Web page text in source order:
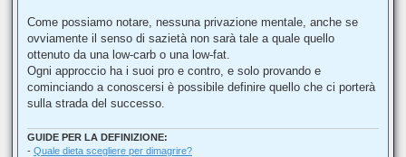
Come possiamo notare, nessuna privazione mentale, anche se
ovviamente il senso di sazietà non sarà tale a quale quello
ottenuto da una low-carb o una low-fat.
Ogni approccio ha i suoi pro e contro, e solo provando e
cominciando a conoscersi è possibile definire quello che ci porterà
sulla strada del successo.
GUIDE PER LA DEFINIZIONE:
- Quale dieta scegliere per dimagrire?